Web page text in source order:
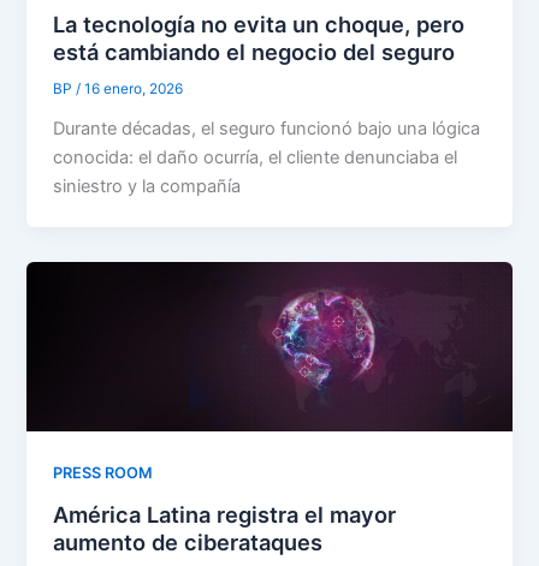
La tecnología no evita un choque, pero
está cambiando el negocio del seguro
BP/16 enero, 2026
Durante décadas, el seguro funcionó bajo una lógica
conocida: el daño ocurría, el cliente denunciaba el
siniestro y la compañía
PRESS ROOM
América Latina registra el mayor
aumento de ciberataques